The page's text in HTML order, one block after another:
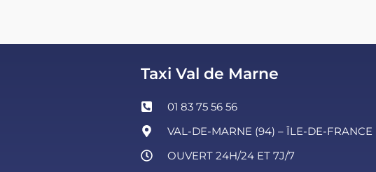
01 83 75 56 56
VAL-DE-MARNE (94) – ÎLE-DE-FRANCE
OUVERT 24H/24 ET 7J/7
Taxi Val de Marne